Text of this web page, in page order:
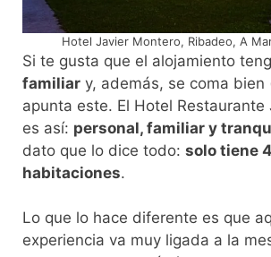
Hotel Javier Montero, Ribadeo, A
Si te gusta que el alojamiento
familiar y, además, se coma bien
apunta este. El Hotel Restaurante
es así: personal, familiar y
dato que lo dice todo: solo tiene 4
habitaciones.
Lo que lo hace diferente es que
experiencia va muy ligada a la